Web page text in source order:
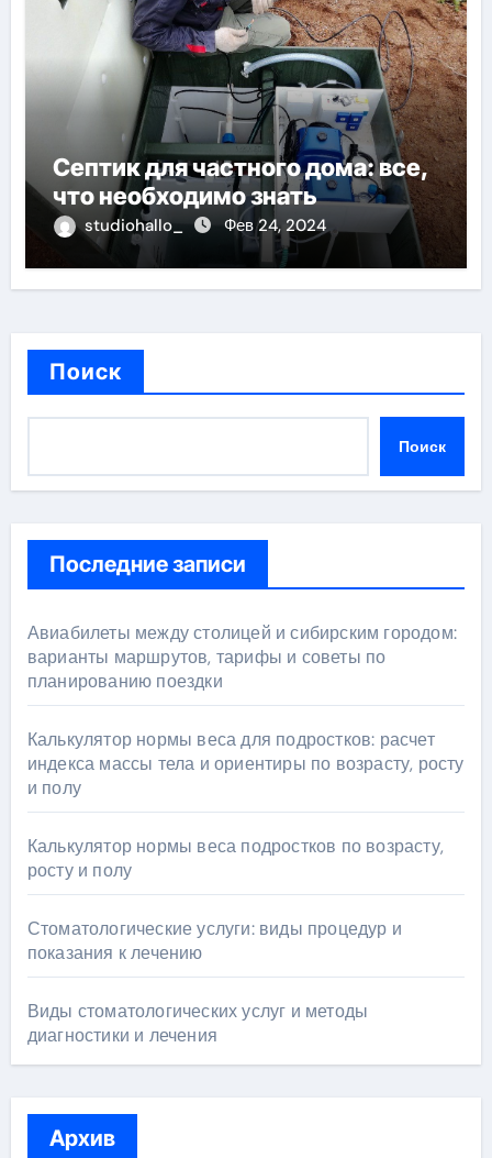
Септик для частного дома: все,
что необходимо знать
studiohallo_ Фев 24, 2024
Поиск
Поиск
Последние записи
Авиабилеты между столицей и сибирским городом:
варианты маршрутов, тарифы и советы по
планированию поездки
Калькулятор нормы веса для подростков: расчет
индекса массы тела и ориентиры по возрасту, росту
и полу
Калькулятор нормы веса подростков по возрасту,
росту и полу
Стоматологические услуги: виды процедур и
показания к лечению
Виды стоматологических услуг и методы
диагностики и лечения
Архив